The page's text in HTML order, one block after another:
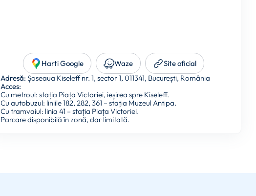
Harti Google Waze
Site oficial
Adresă: Șoseaua Kiseleff nr. 1, sector 1, 011341, București, România
Acces:
Cu metroul: stația Piața Victoriei, ieșirea spre Kiseleff.
Cu autobuzul: liniile 182, 282, 361 – stația Muzeul Antipa.
Cu tramvaiul: linia 41 – stația Piața Victoriei.
Parcare disponibilă în zonă, dar limitată.